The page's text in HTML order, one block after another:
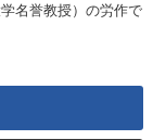
名誉教授）の労作で